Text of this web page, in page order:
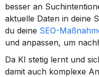
besser an
aktuelle Daten in deine
du deine SEO-
und anpassen, um
Da KI stetig lernt und
damit auch komplexe